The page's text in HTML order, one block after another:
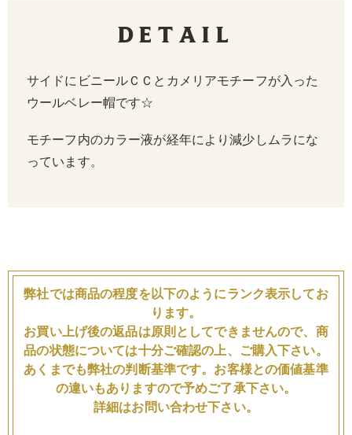
Detail
サイドにビニールＣＣとカメリアモチーフが入った
ウールベレー帽です☆
モチーフ内のカラー液が経年により減少しムラにな
っています。
弊社では商品の程度を以下のようにランク表示してお
ります。
お買い上げ後の返品は原則としてできませんので、商
品の状態については十分ご確認の上、ご購入下さい。
あくまでも弊社の判断基準です。お客様との価値基準
の違いもありますので予めご了承下さい。
詳細はお問い合わせ下さい。